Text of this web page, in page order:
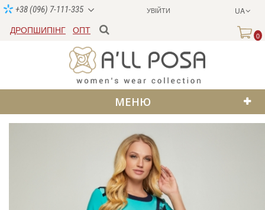
УВІЙТИ UA
+38 (096) 7-111-335
ДРОПШИПІНГ ОПТ
0
МЕНЮ